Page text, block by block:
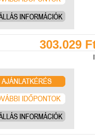
303.029